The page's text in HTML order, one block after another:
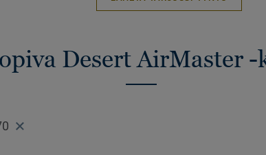
Desert AirMaster -